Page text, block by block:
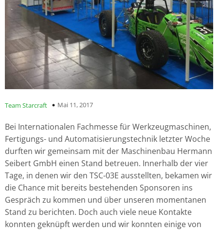
Team Starcraft Mai 11, 2017
Bei Internationalen Fachmesse für Werkzeugmaschinen,
Fertigungs- und Automatisierungstechnik letzter Woche
durften wir gemeinsam mit der Maschinenbau Hermann
Seibert GmbH einen Stand betreuen. Innerhalb der vier
Tage, in denen wir den TSC-03E ausstellten, bekamen wir
die Chance mit bereits bestehenden Sponsoren ins
Gespräch zu kommen und über unseren momentanen
Stand zu berichten. Doch auch viele neue Kontakte
konnten geknüpft werden und wir konnten einige von